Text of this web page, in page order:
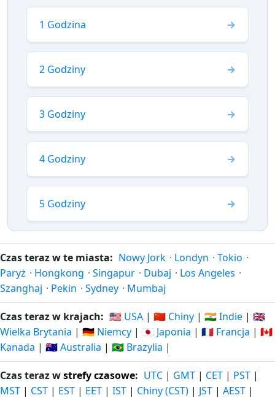
1 Godzina
2 Godziny
3 Godziny
4 Godziny
5 Godziny
Czas teraz w te miasta: Nowy Jork · Londyn · Tokio ·
Paryż · Hongkong · Singapur · Dubaj · Los Angeles ·
Szanghaj · Pekin · Sydney · Mumbaj
Czas teraz w krajach: 🇺🇸 USA | 🇨🇳 Chiny | 🇮🇳 Indie | 🇬🇧
Wielka Brytania | 🇩🇪 Niemcy | 🇯🇵 Japonia | 🇫🇷 Francja | 🇨🇦
Kanada | 🇦🇺 Australia | 🇧🇷 Brazylia |
Czas teraz wstrefy czasowe: UTC | GMT | CET | PST |
MST | CST | EST | EET | IST | Chiny (CST) | JST | AEST |